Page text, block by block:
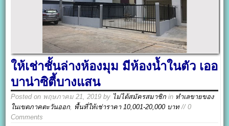
ให้เช่าชั้นล่างห้องมุม มีห้องน้ำในตัว เออ
บาน่าซิตี้บางแสน
Posted on พฤษภาคม 21, 2019 by ไม่ได้สมัครสมาชิก in ทำเลขายของ
ในเขตภาคตะวันออก, พื้นที่ให้เช่าราคา 10,001-20,000 บาท// 0
Comments